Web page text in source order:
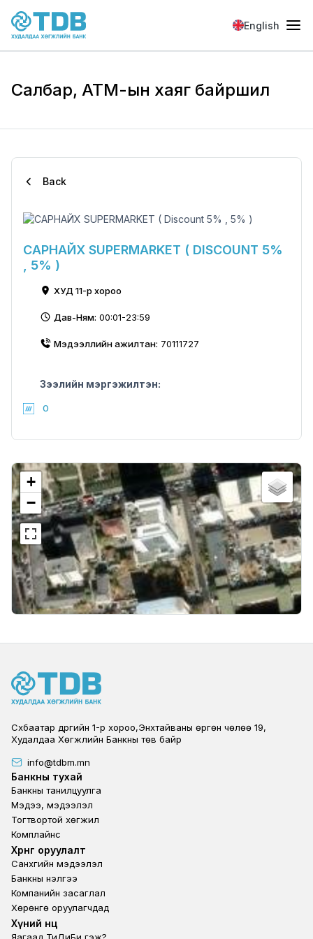
Skip to main content
English
Салбар, АТМ-ын хаяг байршил
Back
САРНАЙХ SUPERMARKET ( DISCOUNT 5%
, 5% )
ХУД 11-р хороо
Дав-Ням: 00:01-23:59
Мэдээллийн ажилтан: 70111727
Зээлийн мэргэжилтэн:
0
+
−
Сүхбаатар дүүргийн 1-р хороо,Энхтайваны өргөн чөлөө 19,
Худалдаа Хөгжлийн Банкны төв байр
info@tdbm.mn
Footer
Банкны тухай
Банкны танилцуулга
Мэдээ, мэдээлэл
Тогтвортой хөгжил
Комплайнс
Footer third
Хөрөнгө оруулалт
Санхүүгийн мэдээлэл
Банкны үнэлгээ
Компанийн засаглал
Хөрөнгө оруулагчдад
Footer second
Хүний нөөц